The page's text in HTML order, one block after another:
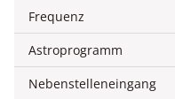
Frequenz
Astroprogramm
Nebenstelleneingang